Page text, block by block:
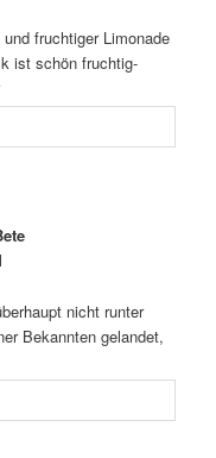
fruchtiger Limonade
ist schön fruchtig-
nicht runter
Bekannten gelandet,